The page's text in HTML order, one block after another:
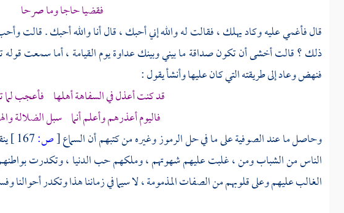
فقضيا حاجا وما صرحا
قال فأغمي عليه وكاد يهلك ، فقالت له والله إني أحبك ، قال أنا والله أحبك . قالت
ذلك ؟ قالت أخشى أن تكون صداقة ما بيني وبينك عداوة يوم القيامة ، أما سمعت قوله
فنهض وعاد إلى طريقته التي كان عليها وأنشأ يقول :
قد كنت أعذل في السفاهة أهلها فأعجب لما
فاليوم أعذرهم وأعلم أنما سبل الضلالة
وحاصل ما عند الصوفية على ما في حل الرموز وغيره من كتبهم أن السماع[ص:
الناس من الشباب ومن ، غلبت عليهم شهوتهم ، وملكهم حب الدنيا ، وتكدرت
الغالب عليهم وعلى قلوبهم من الصفات المذمومة ، لا سيما في زماننا هذا وتكدر أحوالنا